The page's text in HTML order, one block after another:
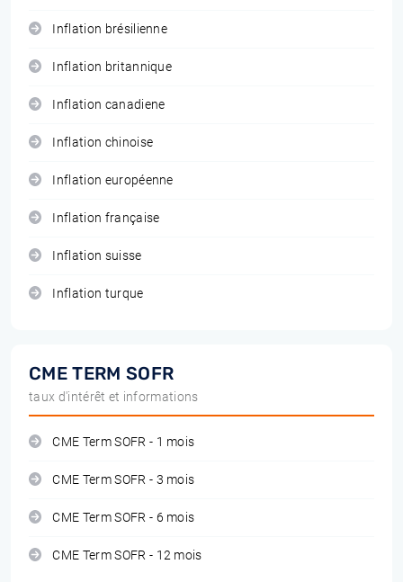
Inflation brésilienne
Inflation britannique
Inflation canadiene
Inflation chinoise
Inflation européenne
Inflation française
Inflation suisse
Inflation turque
CME TERM SOFR
taux d'intérêt et informations
CME Term SOFR - 1 mois
CME Term SOFR - 3 mois
CME Term SOFR - 6 mois
CME Term SOFR - 12 mois